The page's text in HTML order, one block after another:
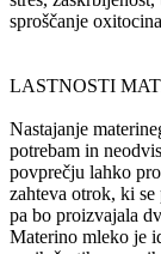
sproščanje
LASTNOSTI
Nastajanje
potrebam in
povprečju lahko
zahteva otrok, ki
pa bo proizvajala
Materino mleko je